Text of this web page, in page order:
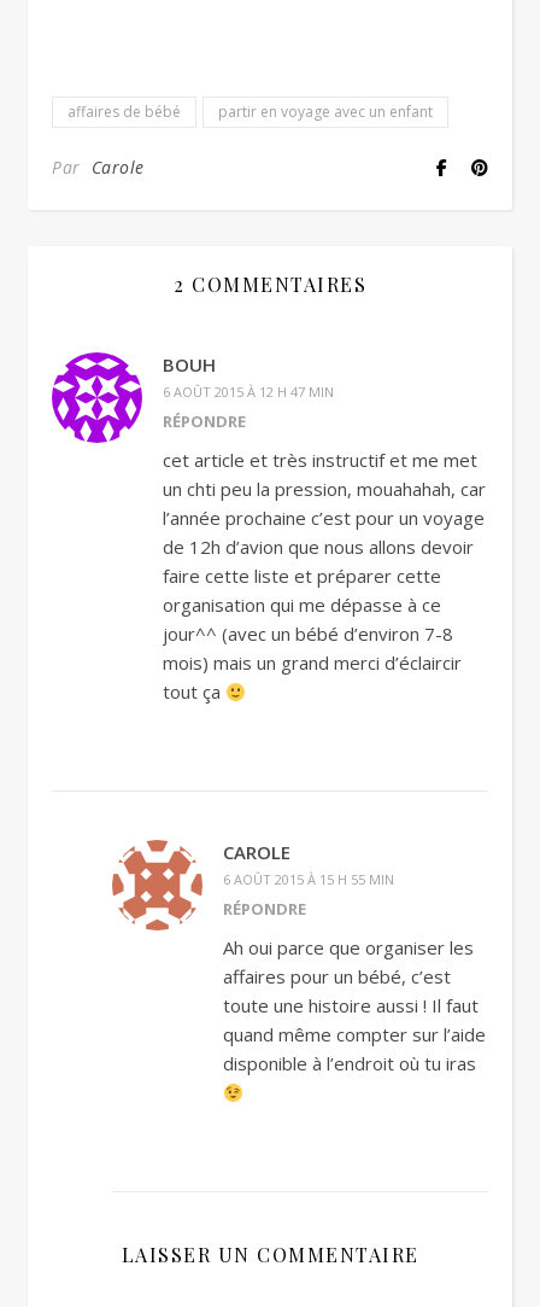
affaires de bébé partir en voyage avec un enfant
Par Carole
2 COMMENTAIRES
BOUH
6 AOÛT 2015 À 12 H 47 MIN
RÉPONDRE
cet article et très instructif et me met
un chti peu la pression, mouahahah, car
l’année prochaine c’est pour un voyage
de 12h d’avion que nous allons devoir
faire cette liste et préparer cette
organisation qui me dépasse à ce
jour^^ (avec un bébé d’environ 7-8
mois) mais un grand merci d’éclaircir
tout ça
CAROLE
6 AOÛT 2015 À 15 H 55 MIN
RÉPONDRE
Ah oui parce que organiser les
affaires pour un bébé, c’est
toute une histoire aussi ! Il faut
quand même compter sur l’aide
disponible à l’endroit où tu iras
LAISSER UN COMMENTAIRE